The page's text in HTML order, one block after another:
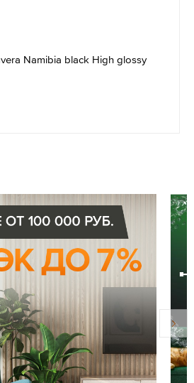
Namibia black High glossy